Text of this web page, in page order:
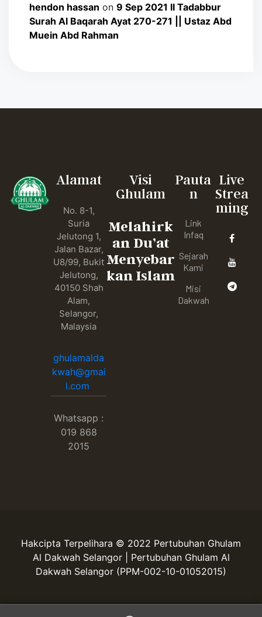
hendon hassan on 9 Sep 2021 II Tadabbur
Surah Al Baqarah Ayat 270-271 || Ustaz Abd
Muein Abd Rahman
Alamat
No. 8-1,
Suria
Jelutong 1,
Jalan Bazar,
U8/99, Bukit
Jelutong,
40150 Shah
Alam,
Selangor,
Malaysia
ghulamalda
kwah@gmai
l.com
Whatsapp :
019 868
2015
Visi
Ghulam
Melahirk
an Du’at
Menyebar
kan Islam
Pauta
n
Link
Infaq
Sejarah
Kami
Misi
Dakwah
Live
Strea
ming
Hakcipta Terpelihara © 2022 Pertubuhan Ghulam
Al Dakwah Selangor | Pertubuhan Ghulam Al
Dakwah Selangor (PPM-002-10-01052015)